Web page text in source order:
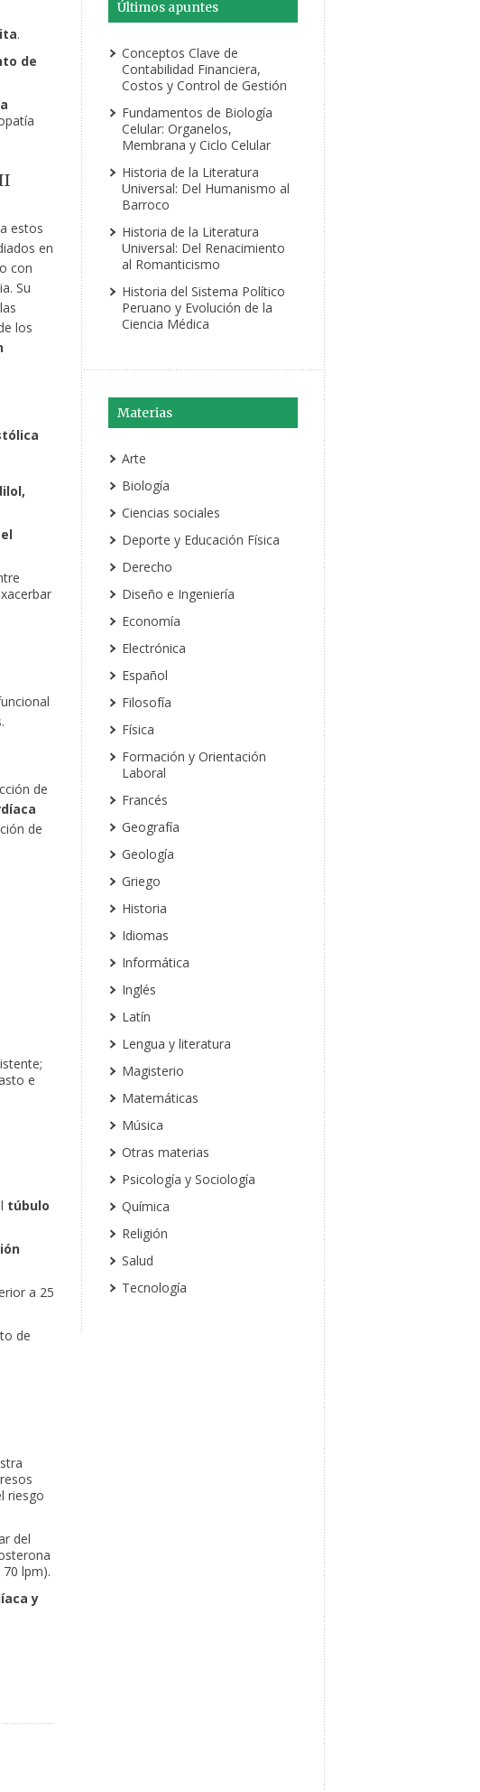
.
de
a estos
en
con
Su
los
de
de
e
túbulo
a 25
de
riesgo
del
lpm).
y
Últimos apuntes
Conceptos Clave de
Contabilidad Financiera,
Costos y Control de Gestión
Fundamentos de Biología
Celular: Organelos,
Membrana y Ciclo Celular
Historia de la Literatura
Universal: Del Humanismo al
Barroco
Historia de la Literatura
Universal: Del Renacimiento
al Romanticismo
Historia del Sistema Político
Peruano y Evolución de la
Ciencia Médica
Materias
Arte
Biología
Ciencias sociales
Deporte y Educación Física
Derecho
Diseño e Ingeniería
Economía
Electrónica
Español
Filosofía
Física
Formación y Orientación
Laboral
Francés
Geografía
Geología
Griego
Historia
Idiomas
Informática
Inglés
Latín
Lengua y literatura
Magisterio
Matemáticas
Música
Otras materias
Psicología y Sociología
Química
Religión
Salud
Tecnología